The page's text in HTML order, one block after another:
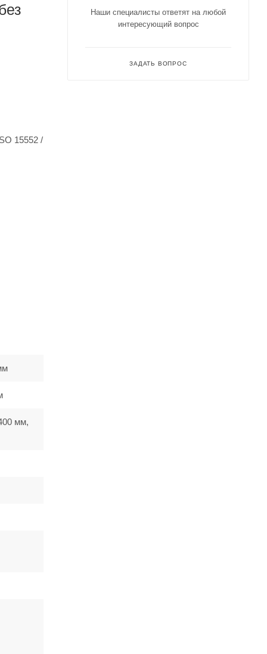
15552 /
мм,
Наши специалисты ответят на любой
интересующий вопрос
ЗАДАТЬ ВОПРОС